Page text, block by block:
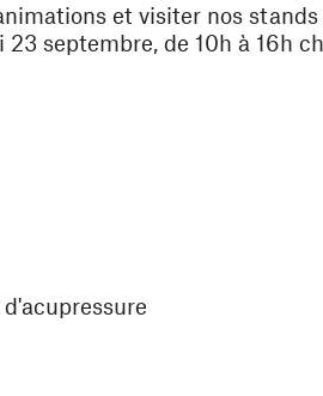
et visiter nos stands
septembre, de 10h à 16h